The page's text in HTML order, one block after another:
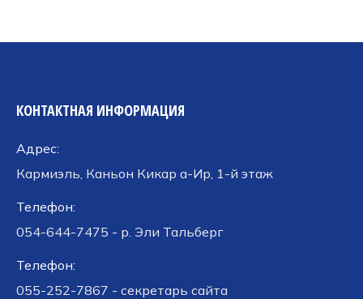
КОНТАКТНАЯ ИНФОРМАЦИЯ
Адрес:
Кармиэль, Каньон Кикар а-Ир, 1-й этаж
Телефон:
054-644-7475 - р. Эли Тальберг
Телефон:
055-252-7867 - секретарь сайта